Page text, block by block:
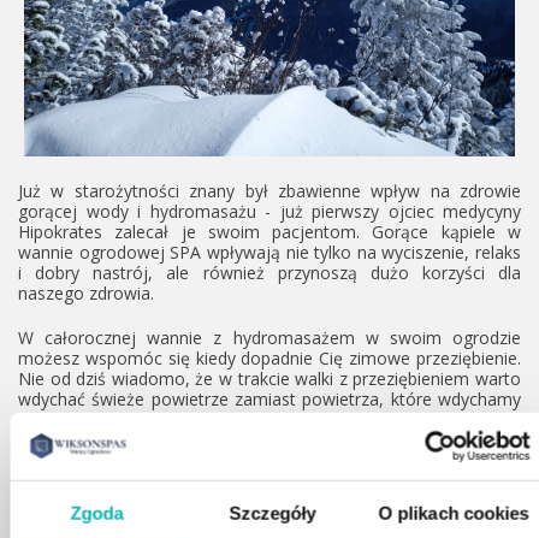
Zgoda Szczegóły O plikach cookies
Już w starożytności znany był zbawienne wpływ na zdrowie
gorącej wody i hydromasażu - już pierwszy ojciec medycyny
Hipokrates zalecał je swoim pacjentom. Gorące kąpiele w
wannie ogrodowej SPA wpływają nie tylko na wyciszenie, relaks
i dobry nastrój, ale również przynoszą dużo korzyści dla
naszego zdrowia.
W całorocznej wannie z hydromasażem w swoim ogrodzie
możesz wspomóc się kiedy dopadnie Cię zimowe przeziębienie.
Nie od dziś wiadomo, że w trakcie walki z przeziębieniem warto
wdychać świeże powietrze zamiast powietrza, które wdychamy
w pomieszczeniach. Zimne powietrze może również złagodzić
kaszel i ból gardła. Warto pamiętać o czapce w trakcie seansu i
o suchym i ciepłym szlafroku lub kurtce po wyjściu z wody.
Wanny z hydromasażem przynoszą organizmowi wysoki
poziom odprężenia dla ciała i umysłu. Korzystanie z